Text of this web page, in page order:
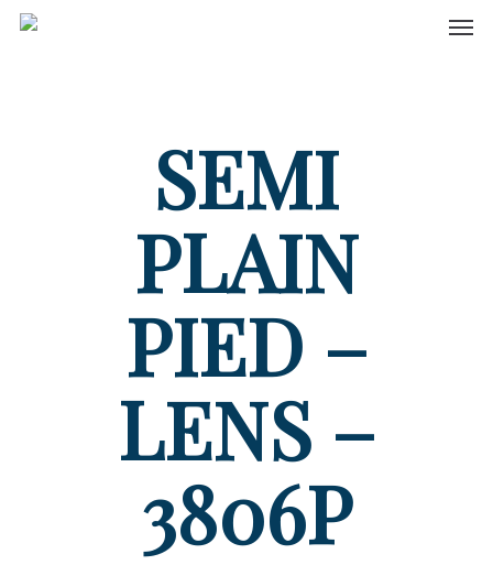
Skip
SEMI
PLAIN
PIED –
LENS –
3806P